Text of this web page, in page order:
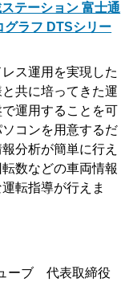
ステーション 富士通
グラフ DTSシリー
ス運用を実現した
共に培ってきた運
運用することを可
コンを用意するだ
分析が簡単に行え
数などの車両情報
転指導が行えま
ーブ 代表取締役